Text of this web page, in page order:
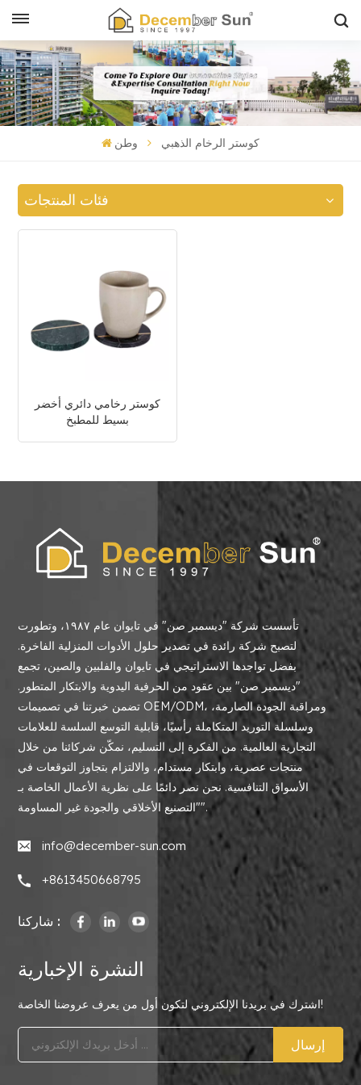
وطن كوستر الرخام الذهبي
فئات المنتجات
كوستر رخامي دائري أخضر
بسيط للمطبخ
تأسست شركة "ديسمبر صن" في تايوان عام ١٩٨٧، وتطورت
لتصبح شركة رائدة في تصدير حلول الأدوات المنزلية الفاخرة.
بفضل تواجدها الاستراتيجي في تايوان والفلبين والصين، تجمع
"ديسمبر صن" بين عقود من الحرفية اليدوية والابتكار المتطور.
تضمن خبرتنا في تصميمات OEM/ODM، ومراقبة الجودة الصارمة،
وسلسلة التوريد المتكاملة رأسيًا، قابلية التوسع السلسة للعلامات
التجارية العالمية. من الفكرة إلى التسليم، نمكّن شركائنا من خلال
منتجات عصرية، وابتكار مستدام، والالتزام بتجاوز التوقعات في
الأسواق التنافسية. نحن نصر دائمًا على نظرية الأعمال الخاصة بـ
"التصنيع الأخلاقي والجودة غير المساومة".
info@december-sun.com
+8613450668795
شاركنا :
النشرة الإخبارية
اشترك في بريدنا الإلكتروني لتكون أول من يعرف عروضنا الخاصة!
إرسال